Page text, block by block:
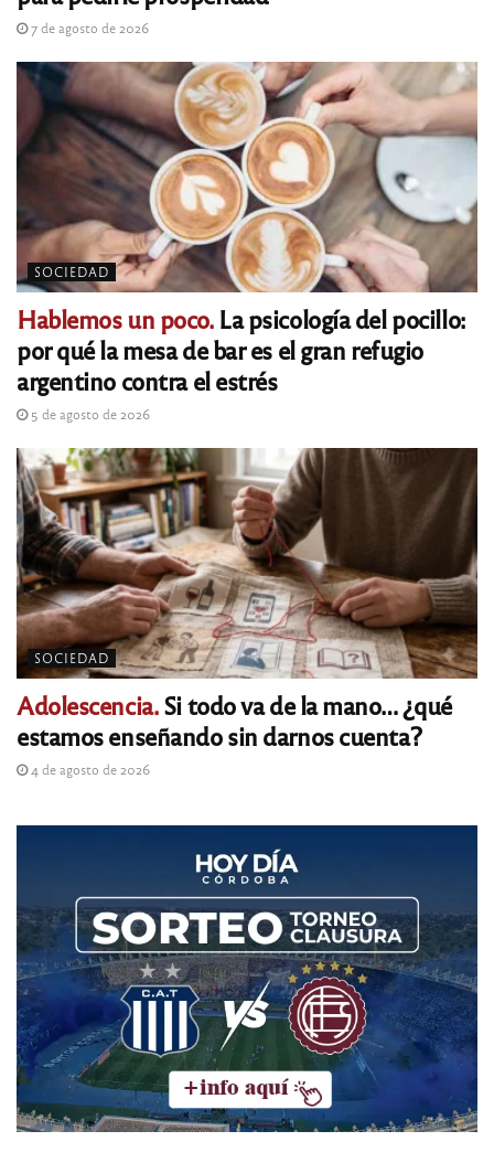
7 de agosto de 2026
SOCIEDAD
Hablemos un poco.La psicología del pocillo:
por qué la mesa de bar es el gran refugio
argentino contra el estrés
5 de agosto de 2026
SOCIEDAD
Adolescencia.Si todo va de la mano… ¿qué
estamos enseñando sin darnos cuenta?
4 de agosto de 2026